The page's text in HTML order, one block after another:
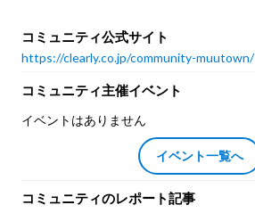
コミュニティ公式サイト
https://clearly.co.jp/community-muutown/
コミュニティ主催イベント
イベントはありません
イベント一覧へ
コミュニティのレポート記事